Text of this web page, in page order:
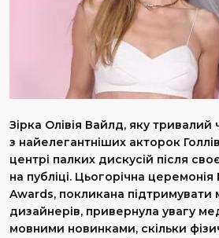
Зірка Олівія Вайлд, яку
з найелегантніших акторок
центрі палких дискусій після
на публіці. Цьогорічна
Awards, покликана підтримувати
дизайнерів, привернула увагу
мовними новинками, скільки